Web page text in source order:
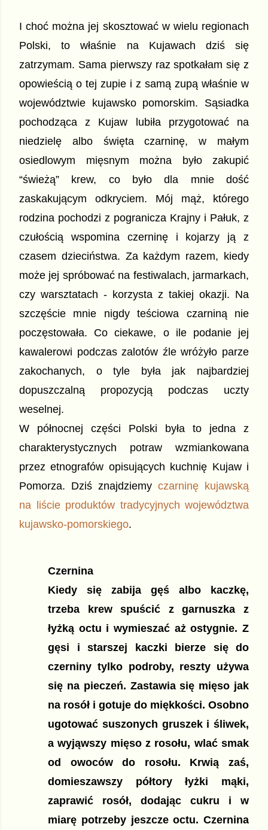
I choć można jej skosztować w wielu regionach
Polski, to właśnie na Kujawach dziś się
zatrzymam. Sama pierwszy raz spotkałam się z
opowieścią o tej zupie i z samą zupą właśnie w
województwie kujawsko pomorskim. Sąsiadka
pochodząca z Kujaw lubiła przygotować na
niedzielę albo święta czarninę, w małym
osiedlowym mięsnym można było zakupić
“świeżą” krew, co było dla mnie dość
zaskakującym odkryciem. Mój mąż, którego
rodzina pochodzi z pogranicza Krajny i Pałuk, z
czułością wspomina czerninę i kojarzy ją z
czasem dzieciństwa. Za każdym razem, kiedy
może jej spróbować na festiwalach, jarmarkach,
czy warsztatach - korzysta z takiej okazji. Na
szczęście mnie nigdy teściowa czarniną nie
poczęstowała. Co ciekawe, o ile podanie jej
kawalerowi podczas zalotów źle wróżyło parze
zakochanych, o tyle była jak najbardziej
dopuszczalną propozycją podczas uczty
weselnej.
W północnej części Polski była to jedna z
charakterystycznych potraw wzmiankowana
przez etnografów opisujących kuchnię Kujaw i
Pomorza. Dziś znajdziemy czarninę kujawską
na liście produktów tradycyjnych województwa
kujawsko-pomorskiego.
Czernina
Kiedy się zabija gęś albo kaczkę,
trzeba krew spuścić z garnuszka z
łyżką octu i wymieszać aż ostygnie. Z
gęsi i starszej kaczki bierze się do
czerniny tylko podroby, reszty używa
się na pieczeń. Zastawia się mięso jak
na rosół i gotuje do miękkości. Osobno
ugotować suszonych gruszek i śliwek,
a wyjąwszy mięso z rosołu, wlać smak
od owoców do rosołu. Krwią zaś,
domieszawszy półtory łyżki mąki,
zaprawić rosół, dodając cukru i w
miarę potrzeby jeszcze octu. Czernina